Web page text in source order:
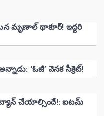
మృణాల్ థాకూర్! ఇద్దరి
‘ఓజీ’ వెనక సీక్రెట్!
చేయాల్సిందే!: ఐటమ్